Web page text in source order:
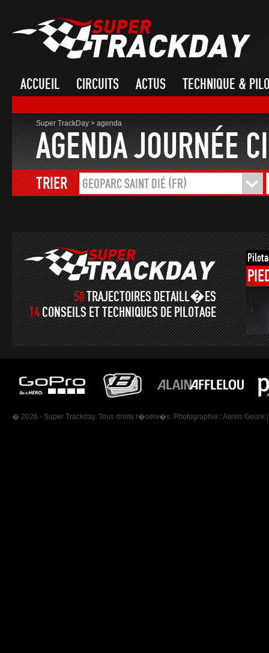
ACCUEIL CIRCUITS ACTUS TECHNIQUE &
Super TrackDay>agenda
AGENDA JOURNÉE
TRIER GEOPARC SAINT DIÉ (FR)
50TRAJECTOIRES DETAILL�ES
14CONSEILS ET TECHNIQUES DE PILOTAGE
� 2026 - Super Trackday. Tous droits r�serv�s. Photographie : Alexis Goure